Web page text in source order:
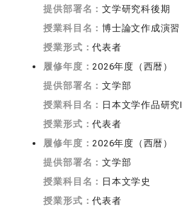
提供部署名：文学研究科後期
授業科目名：博士論文作成演習
授業形式：代表者
履修年度：2026年度（西暦）
提供部署名：文学部
授業科目名： 日本文学作品研究I
授業形式：代表者
履修年度：2026年度（西暦）
提供部署名：文学部
授業科目名： 日本文学史
授業形式：代表者